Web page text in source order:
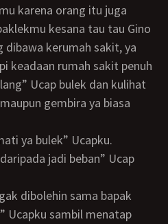
karena orang itu juga
kesana tau tau Gino
dibawa kerumah sakit, ya
keadaan rumah sakit penuh
Ucap bulek dan kulihat
gembira ya biasa
ya bulek” Ucapku.
Ucapku sambil menatap